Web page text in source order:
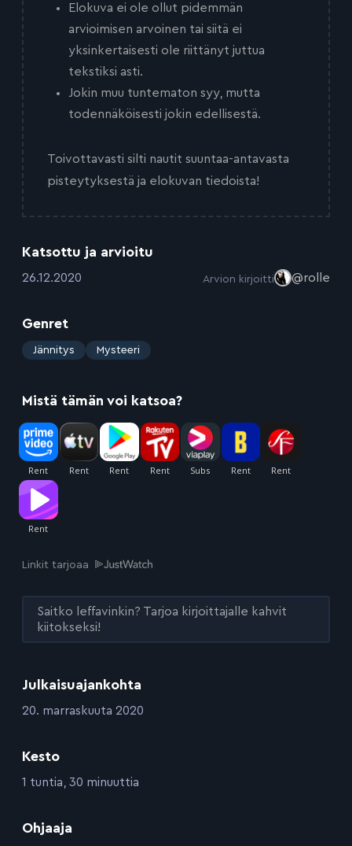
Julkaisuajankohta
:20. marraskuuta 2020
Kesto
:1 tuntia, 30 minuuttia
Ohjaaja
Elokuva ei ole ollut pidemmän
arvioimisen arvoinen tai siitä ei
yksinkertaisesti ole riittänyt juttua
tekstiksi asti.
Jokin muu tuntematon syy, mutta
todennäköisesti jokin edellisestä.
Toivottavasti silti nautit suuntaa-antavasta
pisteytyksestä ja elokuvan tiedoista!
Katsottu ja arvioitu
:26.12.2020 Arvion kirjoitti @rolle
Genret
: Jännitys Mysteeri
Mistä tämän voi katsoa?
Linkit tarjoaa
Saitko leffavinkin? Tarjoa kirjoittajalle kahvit
kiitokseksi!